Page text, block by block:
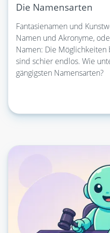
Die Namensarten
Fantasienamen und
Namen und Akronyme,
Namen: Die
sind schier endlos. Wie
gängigsten Namensarten?